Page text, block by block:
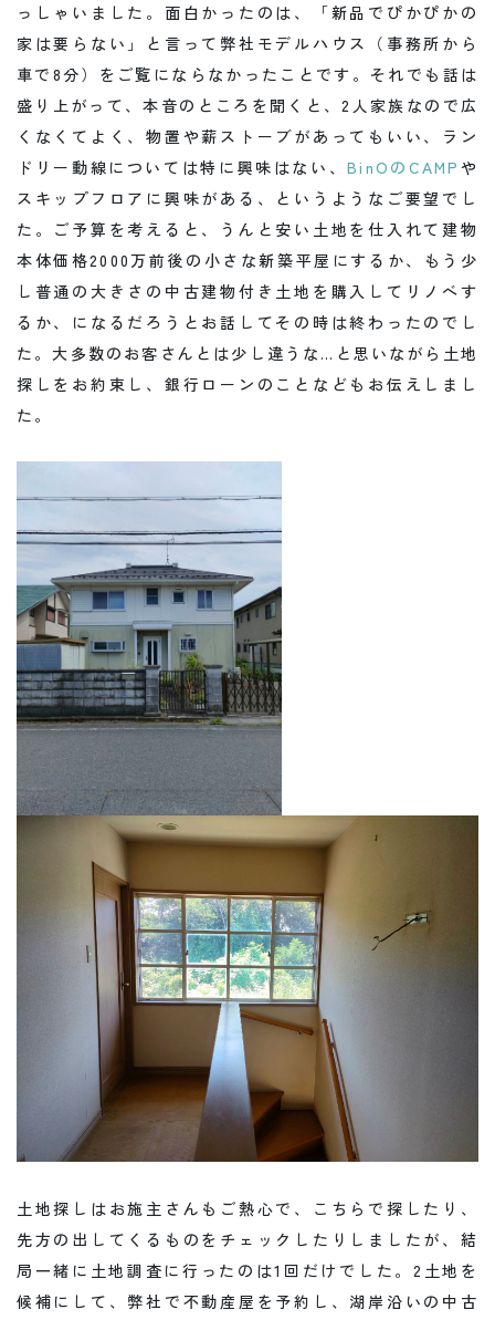
っしゃいました。面白かったのは、「新品でぴかぴかの
家は要らない」と言って弊社モデルハウス（事務所から
車で8分）をご覧にならなかったことです。それでも話は
盛り上がって、本音のところを聞くと、2人家族なので広
くなくてよく、物置や薪ストーブがあってもいい、ラン
ドリー動線については特に興味はない、BinOのCAMP や
スキップフロアに興味がある、というようなご要望でし
た。ご予算を考えると、うんと安い土地を仕入れて建物
本体価格2000万前後の小さな新築平屋にするか、もう少
し普通の大きさの中古建物付き土地を購入してリノベす
るか、になるだろうとお話してその時は終わったのでし
た。大多数のお客さんとは少し違うな…と思いながら土地
探しをお約束し、銀行ローンのことなどもお伝えしまし
た。
土地探しはお施主さんもご熱心で、こちらで探したり、
先方の出してくるものをチェックしたりしましたが、結
局一緒に土地調査に行ったのは1回だけでした。2土地を
候補にして、弊社で不動産屋を予約し、湖岸沿いの中古